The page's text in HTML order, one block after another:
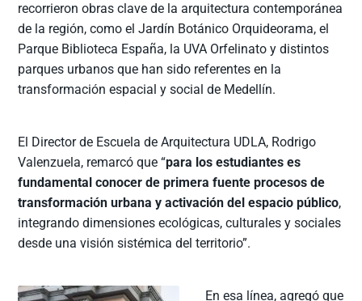
recorrieron obras clave de la arquitectura contemporánea
de la región, como el Jardín Botánico Orquideorama, el
Parque Biblioteca España, la UVA Orfelinato y distintos
parques urbanos que han sido referentes en la
transformación espacial y social de Medellín.
El Director de Escuela de Arquitectura UDLA, Rodrigo
Valenzuela, remarcó que “para los estudiantes es
fundamental conocer de primera fuente procesos de
transformación urbana y activación del espacio público,
integrando dimensiones ecológicas, culturales y sociales
desde una visión sistémica del territorio”.
En esa línea, agregó que